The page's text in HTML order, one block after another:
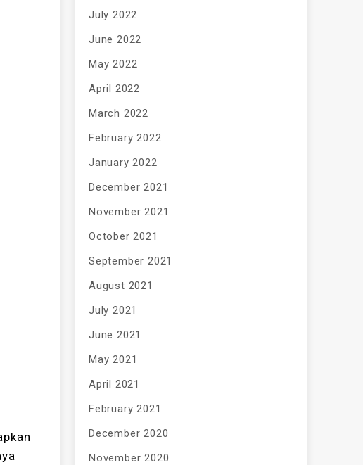
July 2022
June 2022
May 2022
April 2022
March 2022
February 2022
January 2022
December 2021
November 2021
October 2021
September 2021
August 2021
July 2021
June 2021
May 2021
April 2021
February 2021
December 2020
November 2020